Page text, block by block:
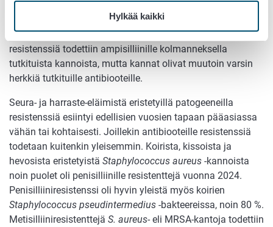
Hylkää kaikki
sikatilalta. Sikojen ja nautojen hengitystiepatogeenit olivat
pääosin herkkiä tutkituille antibiooteille. Broilereilla
kolibasilloosia aiheuttavissaE. coli-bakteereissa
resistenssiä todettiin ampisilliinille kolmanneksella
tutkituista kannoista, mutta kannat olivat muutoin varsin
herkkiä tutkituille antibiooteille.
Seura- ja harraste-eläimistä eristetyillä patogeeneilla
resistenssiä esiintyi edellisien vuosien tapaan pääasiassa
vähän tai kohtaisesti. Joillekin antibiooteille resistenssiä
todetaan kuitenkin yleisemmin. Koirista, kissoista ja
hevosista eristetyistä Staphylococcus aureus -kannoista
noin puolet oli penisilliinille resistenttejä vuonna 2024.
Penisilliiniresistenssi oli hyvin yleistä myös koirien
Staphylococcus pseudintermedius -bakteereissa, noin 80 %.
Metisilliiniresistenttejä S. aureus- eli MRSA-kantoja todettiin